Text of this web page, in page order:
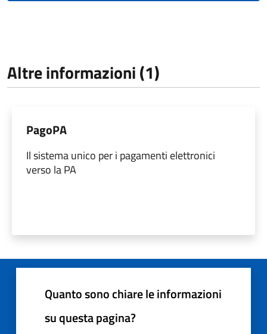
Altre informazioni (1)
PagoPA
Il sistema unico per i pagamenti elettronici
verso la PA
Quanto sono chiare le informazioni
su questa pagina?